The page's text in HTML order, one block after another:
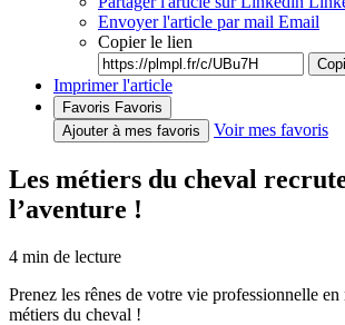
Envoyer l'article par mail Email
Copier le lien
Imprimer l'article
Favoris Favoris
Ajouter à mes favoris
Voir mes favoris
Les métiers du cheval
l’aventure !
4 min de lecture
Prenez les rênes de votre vie professionnelle
métiers du cheval !